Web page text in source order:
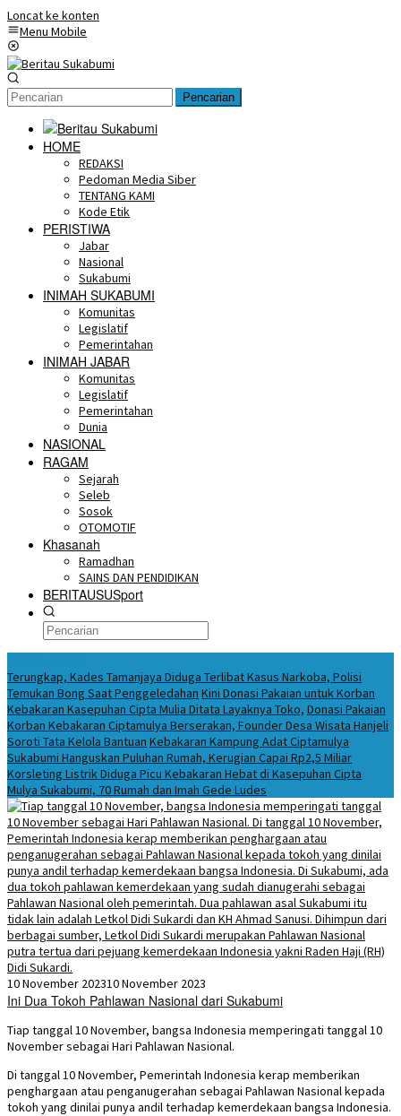
Loncat ke konten
Menu Mobile
Pencarian
HOME
REDAKSI
Pedoman Media Siber
TENTANG KAMI
Kode Etik
PERISTIWA
Jabar
Nasional
Sukabumi
INIMAH SUKABUMI
Komunitas
Legislatif
Pemerintahan
INIMAH JABAR
Komunitas
Legislatif
Pemerintahan
Dunia
NASIONAL
RAGAM
Sejarah
Seleb
Sosok
OTOMOTIF
Khasanah
Ramadhan
SAINS DAN PENDIDIKAN
BERITAUSUSport
Terungkap, Kades Tamanjaya Diduga Terlibat Kasus Narkoba, Polisi
Temukan Bong Saat Penggeledahan Kini Donasi Pakaian untuk Korban
Kebakaran Kasepuhan Cipta Mulia Ditata Layaknya Toko, Donasi Pakaian
Korban Kebakaran Ciptamulya Berserakan, Founder Desa Wisata Hanjeli
Soroti Tata Kelola Bantuan Kebakaran Kampung Adat Ciptamulya
Sukabumi Hanguskan Puluhan Rumah, Kerugian Capai Rp2,5 Miliar
Korsleting Listrik Diduga Picu Kebakaran Hebat di Kasepuhan Cipta
Mulya Sukabumi, 70 Rumah dan Imah Gede Ludes
10 November 202310 November 2023
Ini Dua Tokoh Pahlawan Nasional dari Sukabumi
Tiap tanggal 10 November, bangsa Indonesia memperingati tanggal 10
November sebagai Hari Pahlawan Nasional.
Di tanggal 10 November, Pemerintah Indonesia kerap memberikan
penghargaan atau penganugerahan sebagai Pahlawan Nasional kepada
tokoh yang dinilai punya andil terhadap kemerdekaan bangsa Indonesia.